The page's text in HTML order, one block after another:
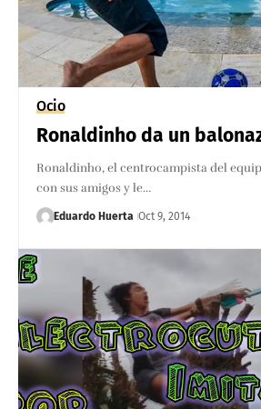
Ocio
Ronaldinho da un
Ronaldinho, el centrocampista del
con sus amigos y le…
Eduardo Huerta Oct 9, 2014